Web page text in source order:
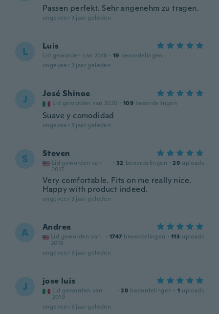
Passen perfekt. Sehr angenehm zu tragen.
ongeveer 3 jaar geleden
L Luis
Lid geworden van 2018 · 19 beoordelingen
ongeveer 3 jaar geleden
J José Shinoe
Lid geworden van 2020 · 109 beoordelingen
Suave y comodidad
ongeveer 3 jaar geleden
S Steven
Lid geworden van
2017
· 32 beoordelingen · 29 uploads
Very comfortable. Fits on me really nice.
Happy with product indeed.
ongeveer 3 jaar geleden
A Andrea
Lid geworden van
2016
· 1747 beoordelingen · 113 uploads
ongeveer 3 jaar geleden
J jose luis
Lid geworden van
2019
· 28 beoordelingen · 1 uploads
ongeveer 3 jaar geleden